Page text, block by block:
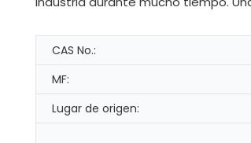
CAS No.:
MF:
Lugar de origen: